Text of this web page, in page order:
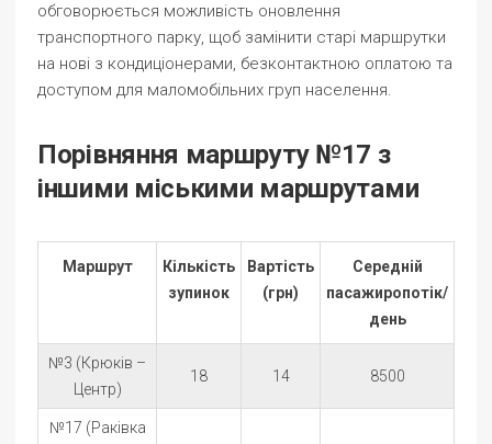
обговорюється можливість оновлення
транспортного парку, щоб замінити старі маршрутки
на нові з кондиціонерами, безконтактною оплатою та
доступом для маломобільних груп населення.
Порівняння маршруту №17 з
іншими міськими маршрутами
Маршрут
Кількість
зупинок
Вартість
(грн)
Середній
пасажиропотік/
день
№3 (Крюків –
Центр)
18 14 8500
№17 (Раківка